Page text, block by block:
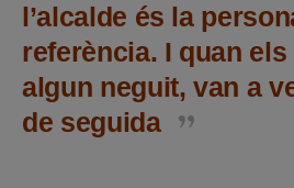
l’alcalde és la
referència. I quan
algun neguit, van a
de seguida